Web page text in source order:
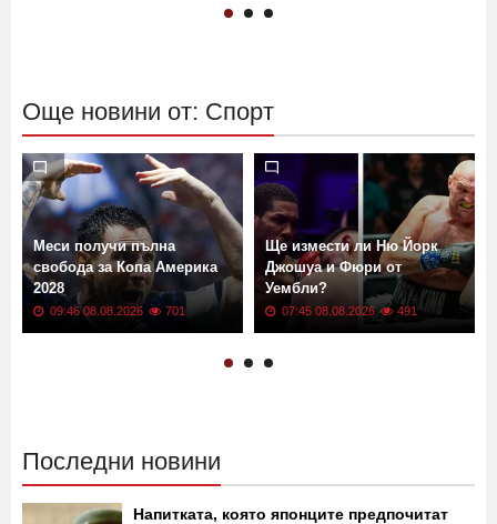
Още новини от: Спорт
Меси получи пълна
свобода за Копа Америка
2028
09:46 08.08.2026 701
Ще измести ли Ню Йорк
Джошуа и Фюри от
Уембли?
07:45 08.08.2026 491
Последни новини
Напитката, която японците предпочитат